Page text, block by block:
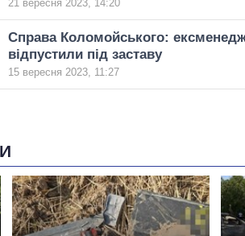
21 вересня 2023, 14:20
Справа Коломойського:
відпустили під заставу
15 вересня 2023, 11:27